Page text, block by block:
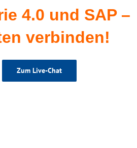
4.0 und SAP –
verbinden!
Zum Live-Chat